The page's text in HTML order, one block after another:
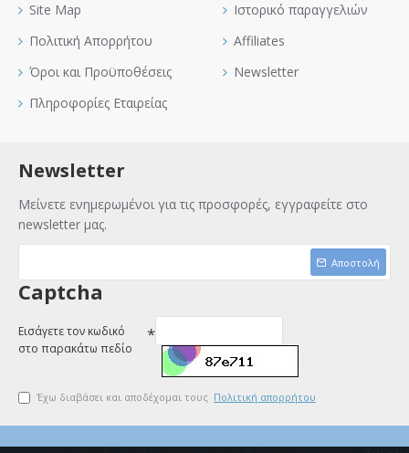
Site Map
Πολιτική Απορρήτου
Όροι και Προϋποθέσεις
Πληροφορίες Εταιρείας
Ιστορικό παραγγελιών
Affiliates
Newsletter
Newsletter
Μείνετε ενημερωμένοι για τις προσφορές, εγγραφείτε στο
newsletter μας.
Αποστολή
Captcha
Εισάγετε τον κωδικό
στο παρακάτω πεδίο
Έχω διαβάσει και αποδέχομαι τους Πολιτική απορρήτου